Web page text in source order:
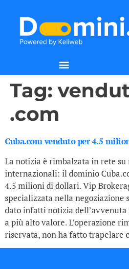
Tag:
.com
Cuba.com venduto per 4.5
La notizia è rimbalzata in rete
internazionali: il dominio
4.5 milioni di dollari. Vip
specializzata nella negoziazione
dato infatti notizia
a più alto valore. L’operazione
riservata, non ha fatto trapelare